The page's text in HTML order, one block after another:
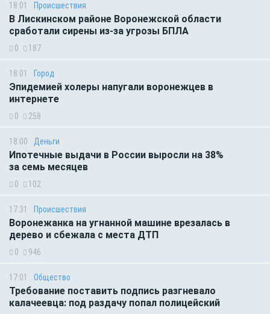
18:01 Происшествия
В Лискинском районе Воронежской области
сработали сирены из-за угрозы БПЛА
0 187
18:01 Город
Эпидемией холеры напугали воронежцев в
интернете
0 258
18:00 Деньги
Ипотечные выдачи в России выросли на 38%
за семь месяцев
0 102
17:31 Происшествия
Воронежанка на угнанной машине врезалась в
дерево и сбежала с места ДТП
0 946
17:01 Общество
Требование поставить подпись разгневало
калачеевца: под раздачу попал полицейский